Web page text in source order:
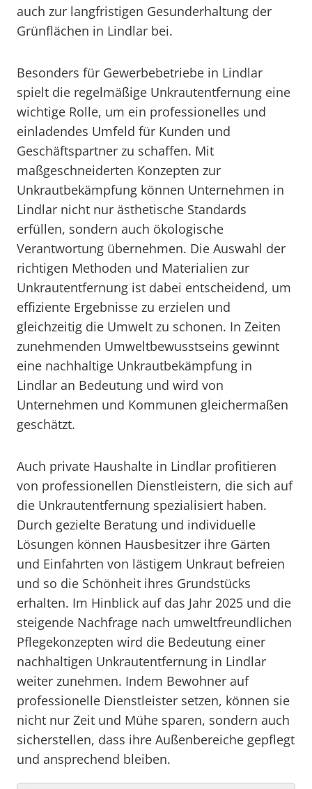
auch zur langfristigen Gesunderhaltung der
Grünflächen in Lindlar bei.
Besonders für Gewerbebetriebe in Lindlar
spielt die regelmäßige Unkrautentfernung eine
wichtige Rolle, um ein professionelles und
einladendes Umfeld für Kunden und
Geschäftspartner zu schaffen. Mit
maßgeschneiderten Konzepten zur
Unkrautbekämpfung können Unternehmen in
Lindlar nicht nur ästhetische Standards
erfüllen, sondern auch ökologische
Verantwortung übernehmen. Die Auswahl der
richtigen Methoden und Materialien zur
Unkrautentfernung ist dabei entscheidend, um
effiziente Ergebnisse zu erzielen und
gleichzeitig die Umwelt zu schonen. In Zeiten
zunehmenden Umweltbewusstseins gewinnt
eine nachhaltige Unkrautbekämpfung in
Lindlar an Bedeutung und wird von
Unternehmen und Kommunen gleichermaßen
geschätzt.
Auch private Haushalte in Lindlar profitieren
von professionellen Dienstleistern, die sich auf
die Unkrautentfernung spezialisiert haben.
Durch gezielte Beratung und individuelle
Lösungen können Hausbesitzer ihre Gärten
und Einfahrten von lästigem Unkraut befreien
und so die Schönheit ihres Grundstücks
erhalten. Im Hinblick auf das Jahr 2025 und die
steigende Nachfrage nach umweltfreundlichen
Pflegekonzepten wird die Bedeutung einer
nachhaltigen Unkrautentfernung in Lindlar
weiter zunehmen. Indem Bewohner auf
professionelle Dienstleister setzen, können sie
nicht nur Zeit und Mühe sparen, sondern auch
sicherstellen, dass ihre Außenbereiche gepflegt
und ansprechend bleiben.